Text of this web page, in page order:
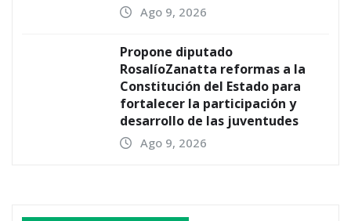
Ago 9, 2026
Propone diputado
RosalíoZanatta reformas a la
Constitución del Estado para
fortalecer la participación y
desarrollo de las juventudes
Ago 9, 2026